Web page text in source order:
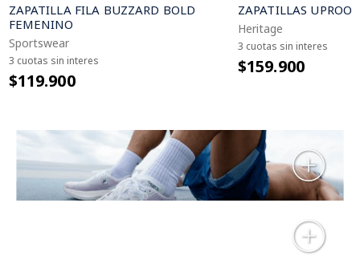
ZAPATILLA FILA BUZZARD BOLD
FEMENINO
Sportswear
3 cuotas sin interes
$119.900
ZAPATILLAS
Heritage
3 cuotas sin interes
$159.900